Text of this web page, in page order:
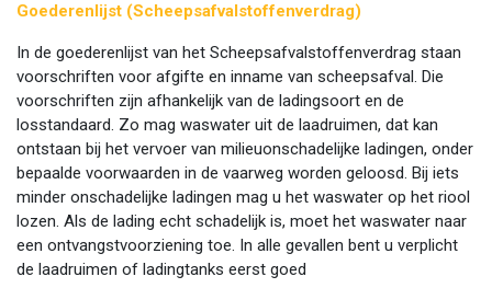
Goederenlijst (Scheepsafvalstoffenverdrag)
In de goederenlijst van het Scheepsafvalstoffenverdrag staan
voorschriften voor afgifte en inname van scheepsafval. Die
voorschriften zijn afhankelijk van de ladingsoort en de
losstandaard. Zo mag waswater uit de laadruimen, dat kan
ontstaan bij het vervoer van milieuonschadelijke ladingen, onder
bepaalde voorwaarden in de vaarweg worden geloosd. Bij iets
minder onschadelijke ladingen mag u het waswater op het riool
lozen. Als de lading echt schadelijk is, moet het waswater naar
een ontvangstvoorziening toe. In alle gevallen bent u verplicht
de laadruimen of ladingtanks eerst goed